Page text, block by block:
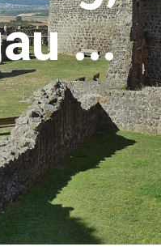
...